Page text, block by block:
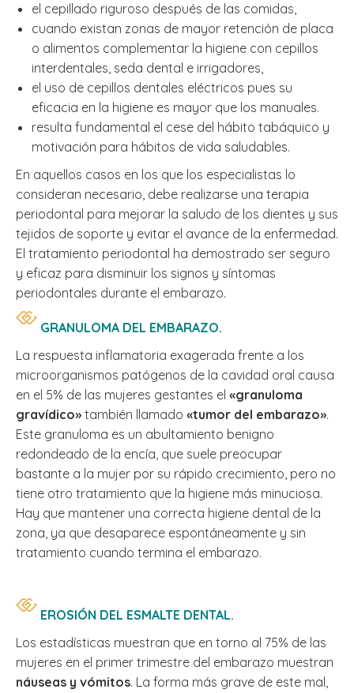
el cepillado riguroso después de las comidas,
cuando existan zonas de mayor retención de placa
o alimentos complementar la higiene con cepillos
interdentales, seda dental e irrigadores,
el uso de cepillos dentales eléctricos pues su
eficacia en la higiene es mayor que los manuales.
resulta fundamental el cese del hábito tabáquico y
motivación para hábitos de vida saludables.
En aquellos casos en los que los especialistas lo
consideran necesario, debe realizarse una terapia
periodontal para mejorar la saludo de los dientes y sus
tejidos de soporte y evitar el avance de la enfermedad.
El tratamiento periodontal ha demostrado ser seguro
y eficaz para disminuir los signos y síntomas
periodontales durante el embarazo.
GRANULOMA DEL EMBARAZO.
La respuesta inflamatoria exagerada frente a los
microorganismos patógenos de la cavidad oral causa
en el 5% de las mujeres gestantes el «granuloma
gravídico» también llamado «tumor del embarazo».
Este granuloma es un abultamiento benigno
redondeado de la encía, que suele preocupar
bastante a la mujer por su rápido crecimiento, pero no
tiene otro tratamiento que la higiene más minuciosa.
Hay que mantener una correcta higiene dental de la
zona, ya que desaparece espontáneamente y sin
tratamiento cuando termina el embarazo.
EROSIÓN DEL ESMALTE DENTAL.
Los estadísticas muestran que en torno al 75% de las
mujeres en el primer trimestre del embarazo muestran
náuseas y vómitos. La forma más grave de este mal,